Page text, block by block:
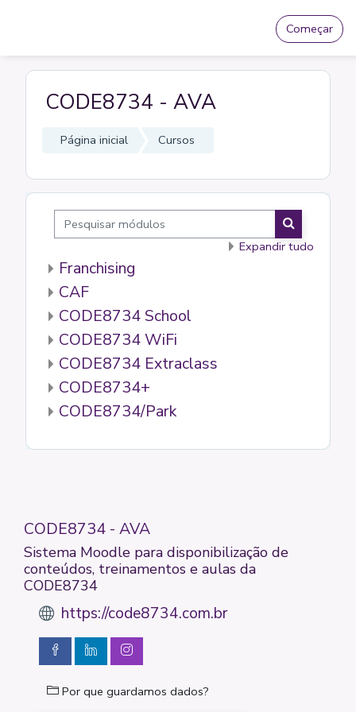
Começar
CODE8734 - AVA
Página inicial Cursos
Pesquisar módulos
Pesquisar
Expandir tudo
Franchising
CAF
CODE8734 School
CODE8734 WiFi
CODE8734 Extraclass
CODE8734+
CODE8734/Park
CODE8734 - AVA
Sistema Moodle para disponibilização de
conteúdos, treinamentos e aulas da
CODE8734
https://code8734.com.br
Por que guardamos dados?